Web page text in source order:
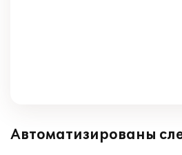
Автоматизированы